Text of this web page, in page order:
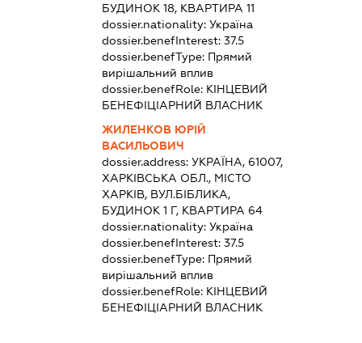
БУДИНОК 18, КВАРТИРА 11
dossier.nationality: Україна
dossier.benefInterest: 37.5
dossier.benefType: Прямий
вирішальний вплив
dossier.benefRole: КІНЦЕВИЙ
БЕНЕФІЦІАРНИЙ ВЛАСНИК
ЖИЛЕНКОВ ЮРІЙ
ВАСИЛЬОВИЧ
dossier.address: УКРАЇНА, 61007,
ХАРКІВСЬКА ОБЛ., МІСТО
ХАРКІВ, ВУЛ.БІБЛИКА,
БУДИНОК 1 Г, КВАРТИРА 64
dossier.nationality: Україна
dossier.benefInterest: 37.5
dossier.benefType: Прямий
вирішальний вплив
dossier.benefRole: КІНЦЕВИЙ
БЕНЕФІЦІАРНИЙ ВЛАСНИК